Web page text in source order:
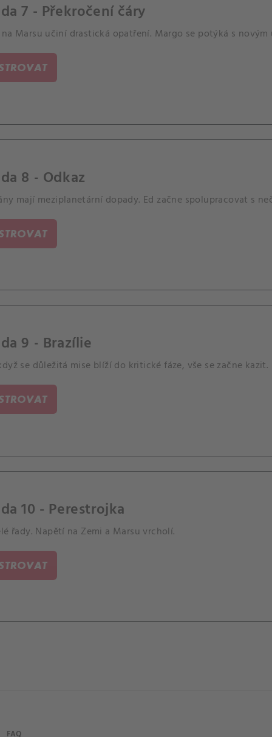
7 - Překročení čáry
Marsu učiní drastická opatření. Margo se potýká s novým
8 - Odkaz
mají meziplanetární dopady. Ed začne spolupracovat s
9 - Brazílie
se důležitá mise blíží do kritické fáze, vše se začne kazit.
10 - Perestrojka
řady. Napětí na Zemi a Marsu vrcholí.
FAQ